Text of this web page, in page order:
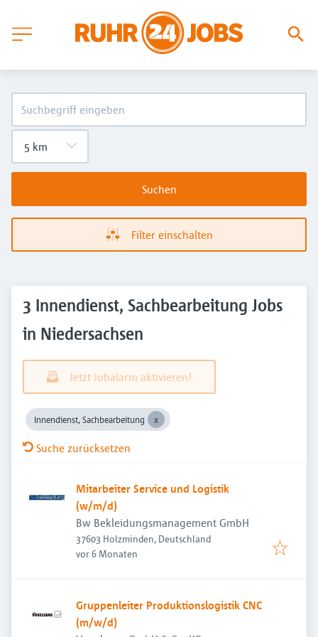
Suchen
Filter einschalten
3 Innendienst, Sachbearbeitung Jobs
in Niedersachsen
Jetzt Jobalarm aktivieren!
Innendienst, Sachbearbeitung
Suche zurücksetzen
Mitarbeiter Service und Logistik
(w/m/d)
Bw Bekleidungsmanagement GmbH
37603 Holzminden, Deutschland
Veröffentlicht:
vor 6 Monaten
Gruppenleiter Produktionslogistik CNC
(m/w/d)